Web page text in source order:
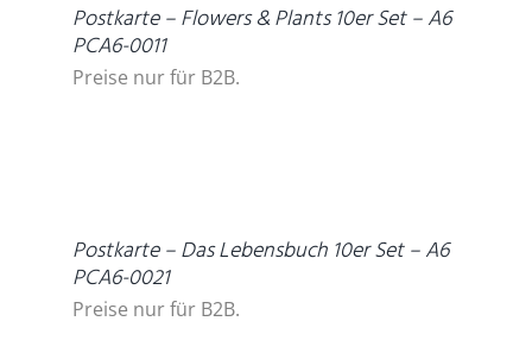
Postkarte – Flowers & Plants 10er Set – A6
PCA6-0011
Preise nur für B2B.
Postkarte – Das Lebensbuch 10er Set – A6
PCA6-0021
Preise nur für B2B.